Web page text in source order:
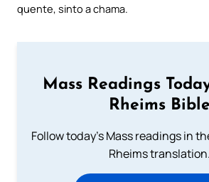
quente, sinto a chama.
Mass Readings
Rheims Bible
Follow today's Mass readings in
Rheims translation.